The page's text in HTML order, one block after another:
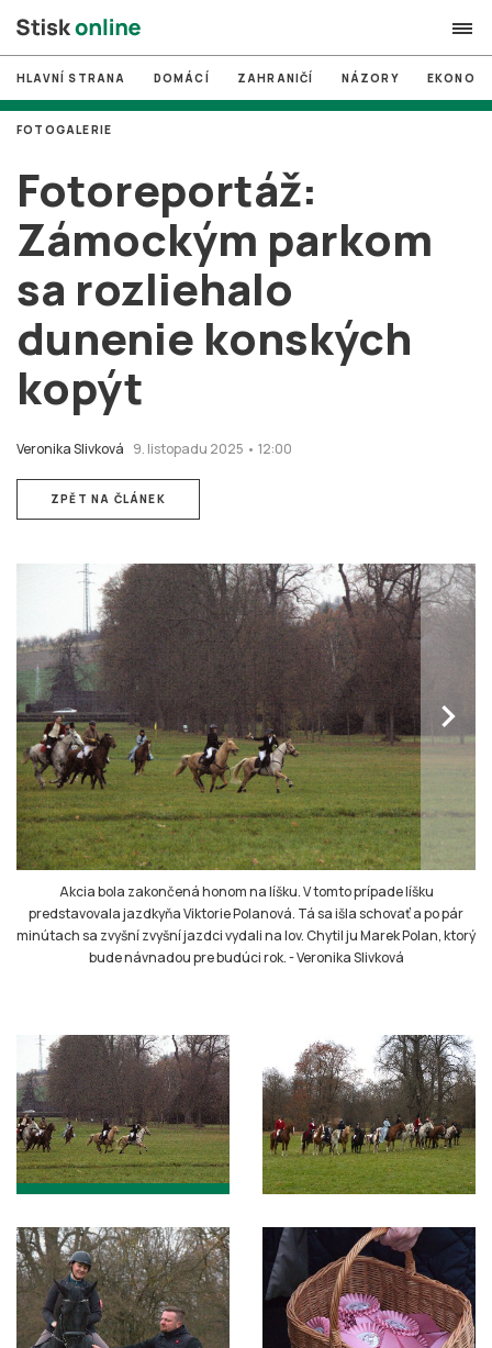
search
# MUNI
# Brno
# volby
login PŘIHLÁSIT SE
Zapomněli jste heslo?
HLAVNÍ STRANA DOMÁCÍ ZAHRANIČÍ NÁZORY
Fotoreportáž:
Zámockým parkom
sa rozliehalo
dunenie konských
kopýt
Veronika Slivková 9. listopadu 2025 • 12:00
FOTOGALERIE
ZPĚT NA ČLÁNEK
chevron_right
Akcia bola zakončená honom na líšku. V tomto prípade líšku
predstavovala jazdkyňa Viktorie Polanová. Tá sa išla schovať a po pár
minútach sa zvyšní zvyšní jazdci vydali na lov. Chytil ju Marek Polan, ktorý
bude návnadou pre budúci rok.-Veronika Slivková